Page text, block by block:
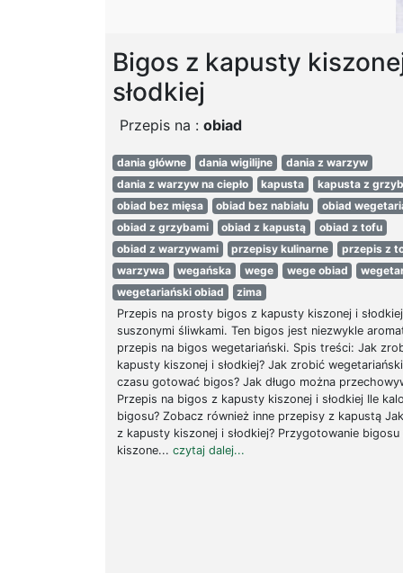
Bigos z kapusty
słodkiej
Przepis na : obiad
dania główne dania wigilijne
dania z warzyw
dania z warzyw na ciepło
kapusta kapusta z
obiad bez mięsa
obiad bez nabiału
obiad
obiad z grzybami
obiad z kapustą
obiad z tofu
obiad z warzywami
przepisy kulinarne przepis z
warzywa
wegańska wege wege obiad
wegetariański obiad
zima
Przepis na prosty bigos z kapusty kiszonej i
suszonymi śliwkami. Ten bigos jest niezwykle
przepis na bigos wegetariański. Spis treści: Jak
kapusty kiszonej i słodkiej? Jak zrobić
czasu gotować bigos? Jak długo można
Przepis na bigos z kapusty kiszonej i słodkiej Ile
bigosu? Zobacz również inne przepisy z kapustą
z kapusty kiszonej i słodkiej? Przygotowanie
kiszone... czytaj dalej...